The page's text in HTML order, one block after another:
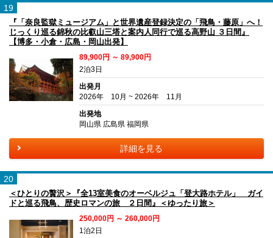
19
『「奈良監獄ミュージアム」と世界遺産登録決定の「飛鳥・藤原」へ！
じっくり巡る錦秋の比叡山三塔と案内人同行で巡る高野山 ３日間』
【博多・小倉・広島・岡山出発】
89,900円 ～ 89,900円
2泊3日
出発月
2026年 10月 ~ 2026年 11月
出発地
岡山県 広島県 福岡県
詳細を見る
20
＜ひとりの贅沢＞『全13室美食のオーベルジュ「登大路ホテル」 ガイ
ドと巡る飛鳥、歴史ロマンの旅 ２日間』＜ゆったり旅＞
250,000円 ～ 260,000円
1泊2日